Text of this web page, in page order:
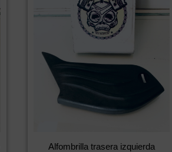
Alfombrilla trasera izquierda